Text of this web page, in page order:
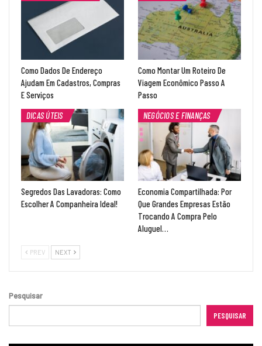
Como Dados De Endereço
Ajudam Em Cadastros, Compras
E Serviços
Como Montar Um Roteiro De
Viagem Econômico Passo A
Passo
DICAS ÚTEIS
Segredos Das Lavadoras: Como
Escolher A Companheira Ideal!
NEGÓCIOS E FINANÇAS
Economia Compartilhada: Por
Que Grandes Empresas Estão
Trocando A Compra Pelo
Aluguel…
PREV NEXT
Pesquisar
PESQUISAR